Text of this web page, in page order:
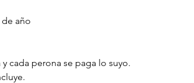
año
cada perona se paga lo suyo.